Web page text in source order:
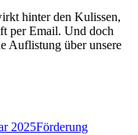
hinter den Kulissen,
per Email. Und doch
Auflistung über unsere
2025Förderung